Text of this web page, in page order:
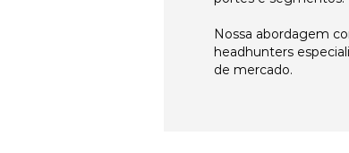
Nossa abordagem
headhunters
de mercado.